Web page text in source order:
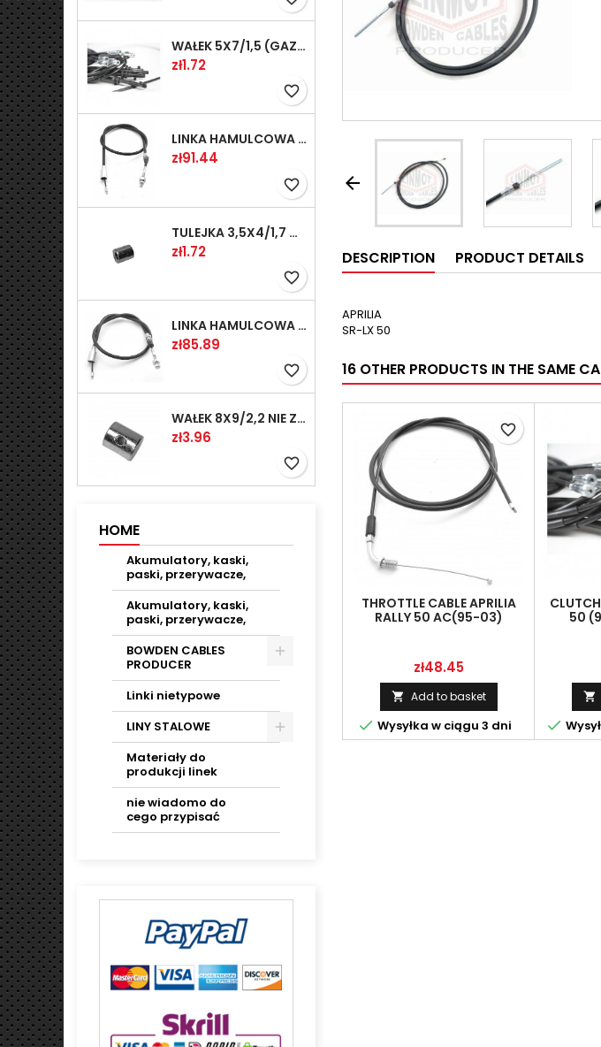
WAŁEK 5X7/1,5 (GAZ WSK)(PR5)
Price
zł1.72
favorite_border
LINKA HAMULCOWA PRZYCZEPY KNOTT 1240/1030 33921-1.11S
Price
zł91.44
favorite_border
TULEJKA 3,5X4/1,7 GAZÓW -OCYNK
Price
zł1.72
favorite_border
LINKA HAMULCOWA PRZYCZEPY KNOTT 1040/830 33921-1.07S
Price
zł85.89
favorite_border
WAŁEK 8X9/2,2 NIE ZAMAWIAĆ
Price
zł3.96
favorite_border
HOME
Akumulatory, kaski,
paski, przerywacze,
Akumulatory, kaski,
paski, przerywacze,
BOWDEN CABLES
PRODUCER
Linki nietypowe
LINY STALOWE
Materiały do
produkcji linek
nie wiadomo do
cego przypisać

DESCRIPTION PRODUCT DETAILS
APRILIA
SR-LX 50
16 OTHER PRODUCTS IN THE SAME
THROTTLE CABLE APRILIA
RALLY 50 AC(95-03)
Price
zł48.45
 Add to basket
 Wysyłka w ciągu 3 dni
favorite_border
50

